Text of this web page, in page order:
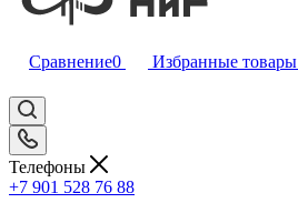
Сравнение0 Избранные товары
Телефоны
+7 901 528 76 88